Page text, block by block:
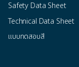
Safety Data Sheet
Technical Data Sheet
แบบทดสอบสี